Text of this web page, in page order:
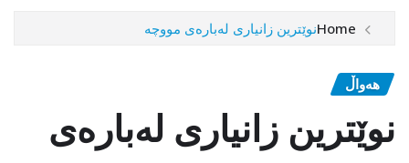
Homeنوێترین زانیاری لەبارەی مووچە
هەواڵ
نوێترین زانیاری لەبارەی